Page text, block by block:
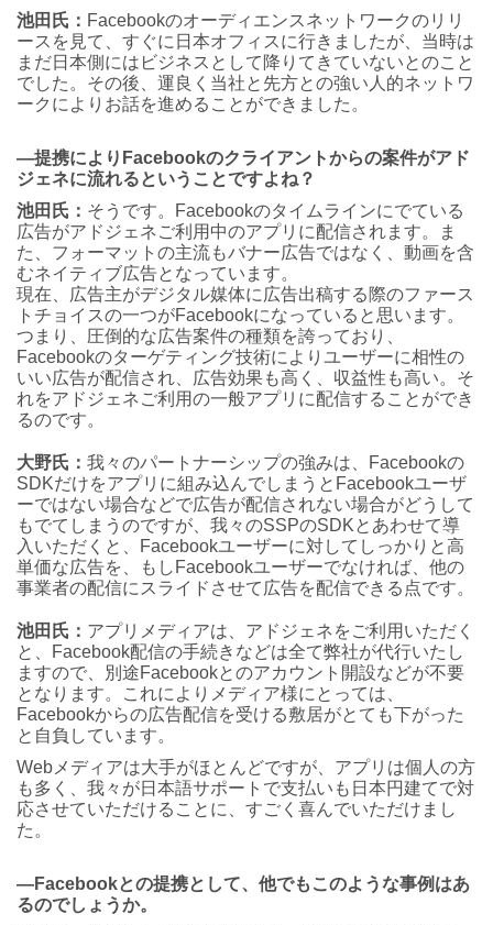
池田氏： Facebookのオーディエンスネットワークのリリ
ースを見て、すぐに日本オフィスに行きましたが、当時は
まだ日本側にはビジネスとして降りてきていないとのこと
でした。その後、運良く当社と先方との強い人的ネットワ
ークによりお話を進めることができました。
―提携によりFacebookのクライアントからの案件がアド
ジェネに流れるということですよね？
池田氏： そうです。Facebookのタイムラインにでている
広告がアドジェネご利用中のアプリに配信されます。ま
た、フォーマットの主流もバナー広告ではなく、動画を含
むネイティブ広告となっています。
現在、広告主がデジタル媒体に広告出稿する際のファース
トチョイスの一つがFacebookになっていると思います。
つまり、圧倒的な広告案件の種類を誇っており、
Facebookのターゲティング技術によりユーザーに相性の
いい広告が配信され、広告効果も高く、収益性も高い。そ
れをアドジェネご利用の一般アプリに配信することができ
るのです。
大野氏： 我々のパートナーシップの強みは、Facebookの
SDKだけをアプリに組み込んでしまうとFacebookユーザ
ーではない場合などで広告が配信されない場合がどうして
もでてしまうのですが、我々のSSPのSDKとあわせて導
入いただくと、Facebookユーザーに対してしっかりと高
単価な広告を、もしFacebookユーザーでなければ、他の
事業者の配信にスライドさせて広告を配信できる点です。
池田氏： アプリメディアは、アドジェネをご利用いただく
と、Facebook配信の手続きなどは全て弊社が代行いたし
ますので、別途Facebookとのアカウント開設などが不要
となります。これによりメディア様にとっては、
Facebookからの広告配信を受ける敷居がとても下がった
と自負しています。
Webメディアは大手がほとんどですが、アプリは個人の方
も多く、我々が日本語サポートで支払いも日本円建てで対
応させていただけることに、すごく喜んでいただけまし
た。
―Facebookとの提携として、他でもこのような事例はあ
るのでしょうか。